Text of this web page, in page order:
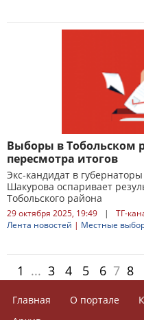
Выборы в Тобольском
пересмотра итогов
Экс-кандидат в
Шакурова оспаривает
Тобольского района
29 октября 2025, 19:49 |
ТГ-
Лента новостей | Местные
1 ... 3 4 5 6 7 8
Главная О портале